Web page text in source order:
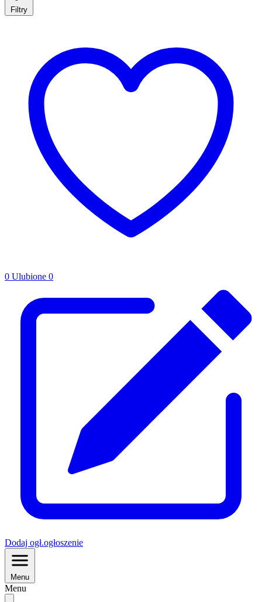
Filtry
0 Ulubione 0
Dodaj ogł.ogłoszenie
Menu
Menu